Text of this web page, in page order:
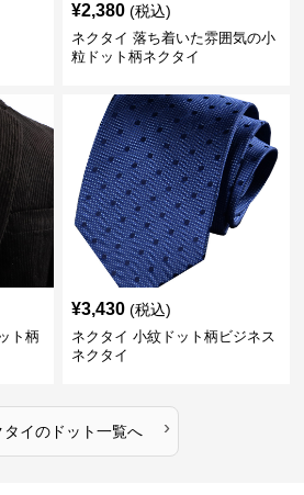
¥2,380 (税込)
ネクタイ 落ち着いた雰囲気の小
粒ドット柄ネクタイ
ト柄
¥3,430 (税込)
ネクタイ 小紋ドット柄ビジネス
ネクタイ
タイのドット一覧へ ›